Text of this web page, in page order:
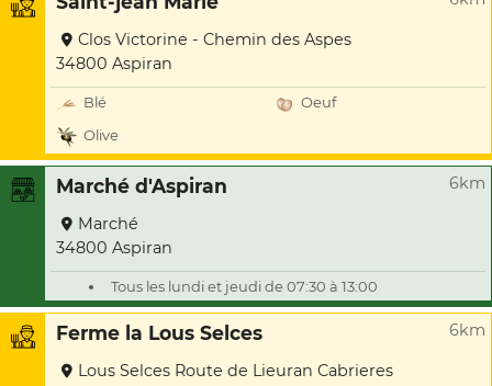
Clos Victorine - Chemin des Aspes
34800 Aspiran
Blé
Oeuf
Olive
Marché d'Aspiran 6km
Marché
34800 Aspiran
Tous les lundi et jeudi de 07:30 à 13:00
Ferme la Lous Selces 6km
Lous Selces Route de Lieuran Cabrieres